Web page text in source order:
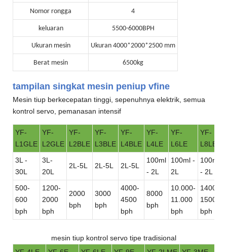
Nomor rongga 4
keluaran 5500-6000BPH
Ukuran mesin Ukuran 4000*2000*2500 mm
Berat mesin 6500kg
tampilan singkat mesin peniup vfine
Mesin tiup berkecepatan tinggi, sepenuhnya elektrik, semua
kontrol servo, pemanasan intensif
YF-
L1GLE
YF-
L2GLE
YF-
L2BLE
YF-
L3BLE
YF-
L4BLE
YF-
L4LE
YF-
L6LE
YF-
L8LE
3L -
30L
3L-
20L
2L-5L 2L-5L 2L-5L
100ml
- 2L
100ml -
2L
100ml
- 2L
500-
600
bph
1200-
2000
bph
2000
bph
3000
bph
4000-
4500
bph
8000
bph
10.000-
11.000
bph
14000-
15000
bph
mesin tiup kontrol servo tipe tradisional